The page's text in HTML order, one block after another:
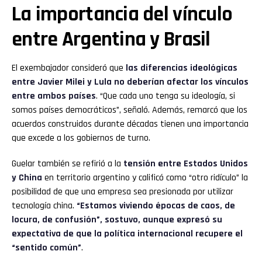
La importancia del vínculo
entre Argentina y Brasil
El exembajador consideró que las diferencias ideológicas
entre Javier Milei y Lula no deberían afectar los vínculos
entre ambos países. “Que cada uno tenga su ideología, si
somos países democráticos”, señaló. Además, remarcó que los
acuerdos construidos durante décadas tienen una importancia
que excede a los gobiernos de turno.
Guelar también se refirió a la tensión entre Estados Unidos
y China en territorio argentino y calificó como “otro ridículo” la
posibilidad de que una empresa sea presionada por utilizar
tecnología china. “Estamos viviendo épocas de caos, de
locura, de confusión”, sostuvo, aunque expresó su
expectativa de que la política internacional recupere el
“sentido común”.